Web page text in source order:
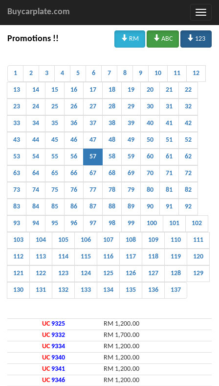
Buycarplate.com
Promotions !!  RM  ABC  123
1 2 3 4 5 6 7 8 9 10 11 12
13 14 15 16 17 18 19 20 21 22
23 24 25 26 27 28 29 30 31 32
33 34 35 36 37 38 39 40 41 42
43 44 45 46 47 48 49 50 51 52
53 54 55 56 57 58 59 60 61 62
63 64 65 66 67 68 69 70 71 72
73 74 75 76 77 78 79 80 81 82
83 84 85 86 87 88 89 90 91 92
93 94 95 96 97 98 99 100 101 102
103 104 105 106 107 108 109 110 111
112 113 114 115 116 117 118 119 120
121 122 123 124 125 126 127 128 129
130 131 132 133 134 135 136 137
UC 9325
RM 1,200.00
UC 9332
RM 1,700.00
UC 9334
RM 1,200.00
UC 9340
RM 1,200.00
UC 9341
RM 1,200.00
UC 9346
RM 1,200.00